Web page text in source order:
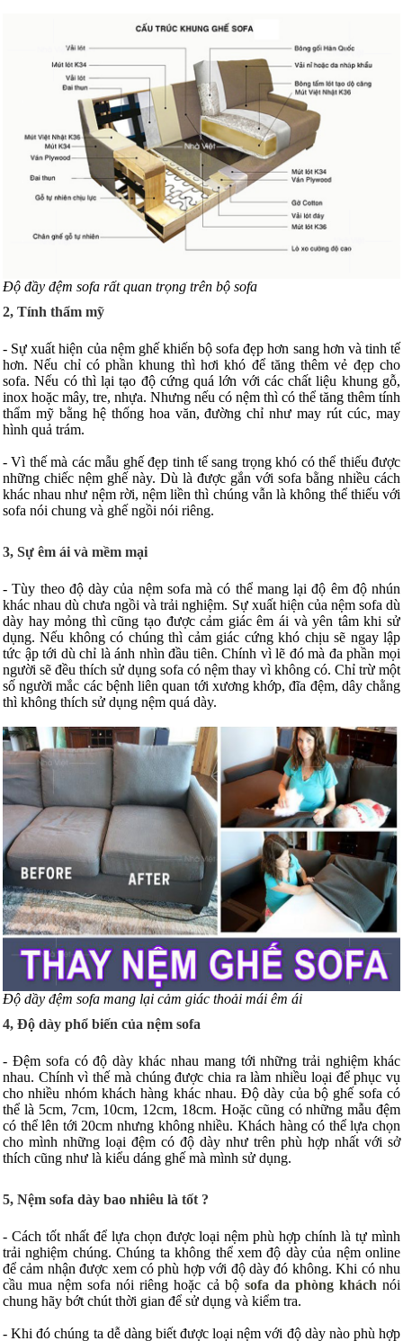
Độ đầy đệm sofa rất quan trọng trên bộ sofa
2, Tính thẩm mỹ
- Sự xuất hiện của nệm ghế khiến bộ sofa đẹp hơn sang hơn và tinh tế
hơn. Nếu chỉ có phần khung thì hơi khó để tăng thêm vẻ đẹp cho
sofa. Nếu có thì lại tạo độ cứng quá lớn với các chất liệu khung gỗ,
inox hoặc mây, tre, nhựa. Nhưng nếu có nệm thì có thể tăng thêm tính
thẩm mỹ bằng hệ thống hoa văn, đường chỉ như may rút cúc, may
hình quả trám.
- Vì thế mà các mẫu ghế đẹp tinh tế sang trọng khó có thể thiếu được
những chiếc nệm ghế này. Dù là được gắn với sofa bằng nhiều cách
khác nhau như nệm rời, nệm liền thì chúng vẫn là không thể thiếu với
sofa nói chung và ghế ngồi nói riêng.
3, Sự êm ái và mềm mại
- Tùy theo độ dày của nệm sofa mà có thể mang lại độ êm độ nhún
khác nhau dù chưa ngồi và trải nghiệm. Sự xuất hiện của nệm sofa dù
dày hay mỏng thì cũng tạo được cảm giác êm ái và yên tâm khi sử
dụng. Nếu không có chúng thì cảm giác cứng khó chịu sẽ ngay lập
tức ập tới dù chỉ là ánh nhìn đầu tiên. Chính vì lẽ đó mà đa phần mọi
người sẽ đều thích sử dụng sofa có nệm thay vì không có. Chỉ trừ một
số người mắc các bệnh liên quan tới xương khớp, đĩa đệm, dây chằng
thì không thích sử dụng nệm quá dày.
Độ dầy đệm sofa mang lại cảm giác thoải mái êm ái
4, Độ dày phổ biến của nệm sofa
- Đệm sofa có độ dày khác nhau mang tới những trải nghiệm khác
nhau. Chính vì thế mà chúng được chia ra làm nhiều loại để phục vụ
cho nhiều nhóm khách hàng khác nhau. Độ dày của bộ ghế sofa có
thể là 5cm, 7cm, 10cm, 12cm, 18cm. Hoặc cũng có những mẫu đệm
có thể lên tới 20cm nhưng không nhiều. Khách hàng có thể lựa chọn
cho mình những loại đệm có độ dày như trên phù hợp nhất với sở
thích cũng như là kiểu dáng ghế mà mình sử dụng.
5, Nệm sofa dày bao nhiêu là tốt ?
- Cách tốt nhất để lựa chọn được loại nệm phù hợp chính là tự mình
trải nghiệm chúng. Chúng ta không thể xem độ dày của nệm online
để cảm nhận được xem có phù hợp với độ dày đó không. Khi có nhu
cầu mua nệm sofa nói riêng hoặc cả bộ sofa da phòng khách nói
chung hãy bớt chút thời gian để sử dụng và kiểm tra.
- Khi đó chúng ta dễ dàng biết được loại nệm với độ dày nào phù hợp